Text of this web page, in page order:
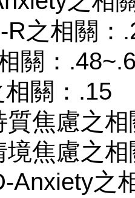
R之相關：
關：
關：.15
質焦慮之
境焦慮之
Anxiety之